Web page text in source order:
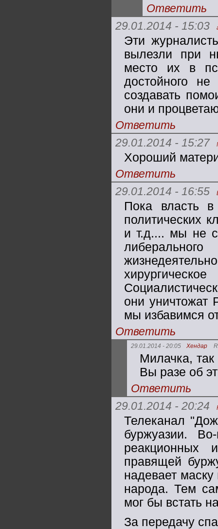
Ответить
29.01.2014 - 15:03
Эти
вылезли при
место их в
достойного
создавать
они и
Ответить
29.01.2014 - 15:27
Хороший
Ответить
29.01.2014 - 16:55
Пока власть
политических
и т.д.... мы не
они
мы избавимся
Ответить
29.01.2014 - 20:05 Хендар
Милачка,
Вы разе об
Ответить
29.01.2014 - 20:24
Телеканал
буржуазии.
реакционных
правящей
надевает маску
народа. Тем
мог бы встать
За передачу